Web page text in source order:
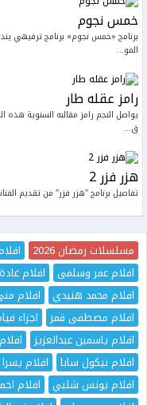
خمس نجوم
برنامج «خمس نجوم» برنامج ترفيهي
المو...
رامز عقله طار
يواصل النجم رامز مقالبه السنوية
ق...
هزر فزر 2
تفاصيل برنامج "هزر فزر" من تقديم
مسلسلات رمضان 2026
افلام عمر وسلمى
افلام
افلام محمد هنيدي
افلام
افلام مصطفى قمر
اجزاء
افلام ياسمين عبدالعزيز
افلام نيكول سابا
افلام يسرا
افلام يونس شلبي
افلام